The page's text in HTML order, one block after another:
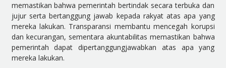
memastikan bahwa pemerintah bertindak secara terbuka dan
jujur serta bertanggung jawab kepada rakyat atas apa yang
mereka lakukan. Transparansi membantu mencegah korupsi
dan kecurangan, sementara akuntabilitas memastikan bahwa
pemerintah dapat dipertanggungjawabkan atas apa yang
mereka lakukan.